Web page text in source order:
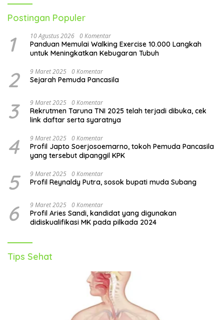
Postingan Populer
1 10 Agustus 2026 0 Komentar
Panduan Memulai Walking Exercise 10.000 Langkah
untuk Meningkatkan Kebugaran Tubuh
2 9 Maret 2025 0 Komentar
Sejarah Pemuda Pancasila
3 9 Maret 2025 0 Komentar
Rekrutmen Taruna TNI 2025 telah terjadi dibuka, cek
link daftar serta syaratnya
4 9 Maret 2025 0 Komentar
Profil Japto Soerjosoemarno, tokoh Pemuda Pancasila
yang tersebut dipanggil KPK
5 9 Maret 2025 0 Komentar
Profil Reynaldy Putra, sosok bupati muda Subang
6 9 Maret 2025 0 Komentar
Profil Aries Sandi, kandidat yang digunakan
didiskualifikasi MK pada pilkada 2024
Tips Sehat